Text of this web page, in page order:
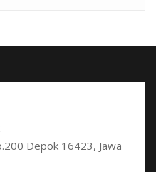
Depok 16423, Jawa